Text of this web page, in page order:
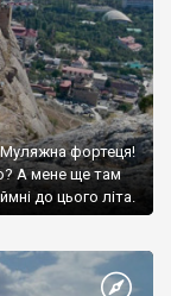
Муляжна фортеця!
А мене ще там
до цього літа.